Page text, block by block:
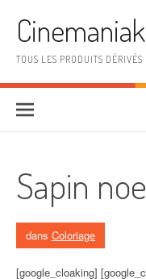
Cinemaniak
TOUS LES PRODUITS
Sapin
dans Coloriage
[google_cloaking]